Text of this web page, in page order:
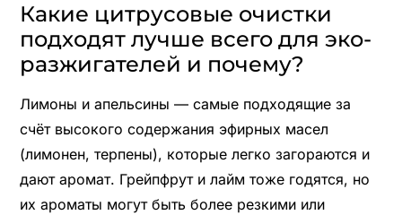
Какие цитрусовые очистки
подходят лучше всего для эко-
разжигателей и почему?
Лимоны и апельсины — самые подходящие за
счёт высокого содержания эфирных масел
(лимонен, терпены), которые легко загораются и
дают аромат. Грейпфрут и лайм тоже годятся, но
их ароматы могут быть более резкими или